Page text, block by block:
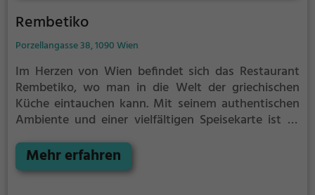
Rembetiko
Porzellangasse 38, 1090 Wien
Im Herzen von Wien befindet sich das Restaurant
Rembetiko, wo man in die Welt der griechischen
Küche eintauchen kann. Mit seinem authentischen
Ambiente und einer vielfältigen Speisekarte ist es
erleben. Hier kann man traditionelle griechische
Gerichte wie Gyros, Souvlaki und Moussaka
Mehr erfahren